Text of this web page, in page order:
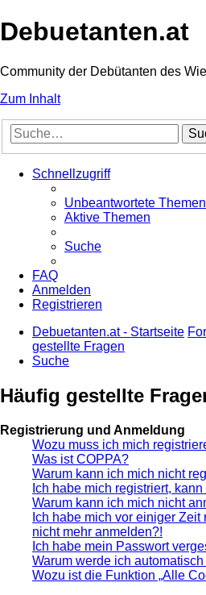
Debuetanten.at
Community der Debütanten des
Zum Inhalt
Schnellzugriff
Unbeantwortete Themen
Aktive Themen
Suche
FAQ
Anmelden
Registrieren
Debuetanten.at - Startseite
gestellte Fragen
Suche
Häufig gestellte
Registrierung und Anmeldung
Wozu muss ich mich
Was ist COPPA?
Warum kann ich mich nicht
Ich habe mich registriert,
Warum kann ich mich nicht
Ich habe mich vor einiger
nicht mehr anmelden?!
Ich habe mein Passwort
Warum werde ich
Wozu ist die Funktion „Alle